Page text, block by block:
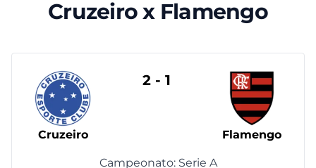
Cruzeiro x Flamengo
Cruzeiro
2 - 1
Flamengo
Campeonato: Serie A